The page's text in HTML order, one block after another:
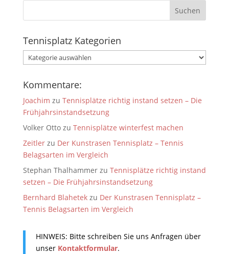
Tennisplatz Kategorien
Tennisplatz
Kategorien
Kommentare:
Joachim zu Tennisplätze richtig instand setzen – Die
Frühjahrsinstandsetzung
Volker Ottozu Tennisplätze winterfest machen
Zeitlerzu Der Kunstrasen Tennisplatz – Tennis
Belagsarten im Vergleich
Stephan Thalhammerzu Tennisplätze richtig instand
setzen – Die Frühjahrsinstandsetzung
Bernhard Blahetekzu Der Kunstrasen Tennisplatz –
Tennis Belagsarten im Vergleich
HINWEIS: Bitte schreiben Sie uns Anfragen über
unser Kontaktformular.